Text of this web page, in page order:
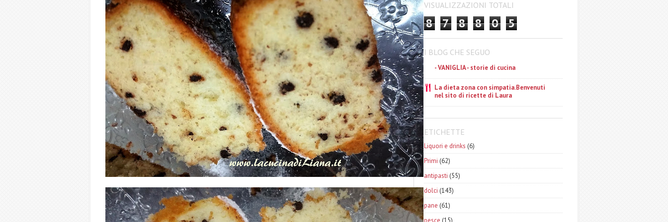
VISUALIZZAZIONI TOTALI
8 7 8 8 0 5
I BLOG CHE SEGUO
- VANIGLIA - storie di cucina
La dieta zona con simpatia.Benvenuti
nel sito di ricette di Laura
ETICHETTE
Liquori e drinks (6)
Primi (62)
antipasti (55)
dolci (143)
pane (61)
pesce (15)